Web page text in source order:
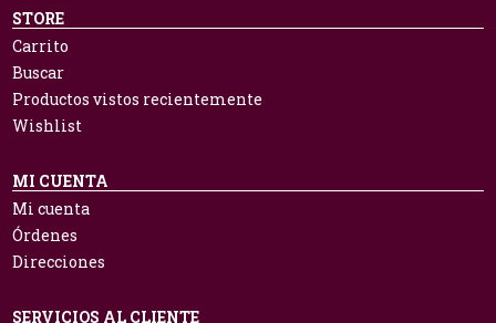
STORE
Carrito
Buscar
Productos vistos recientemente
Wishlist
MI CUENTA
Mi cuenta
Órdenes
Direcciones
SERVICIOS AL CLIENTE